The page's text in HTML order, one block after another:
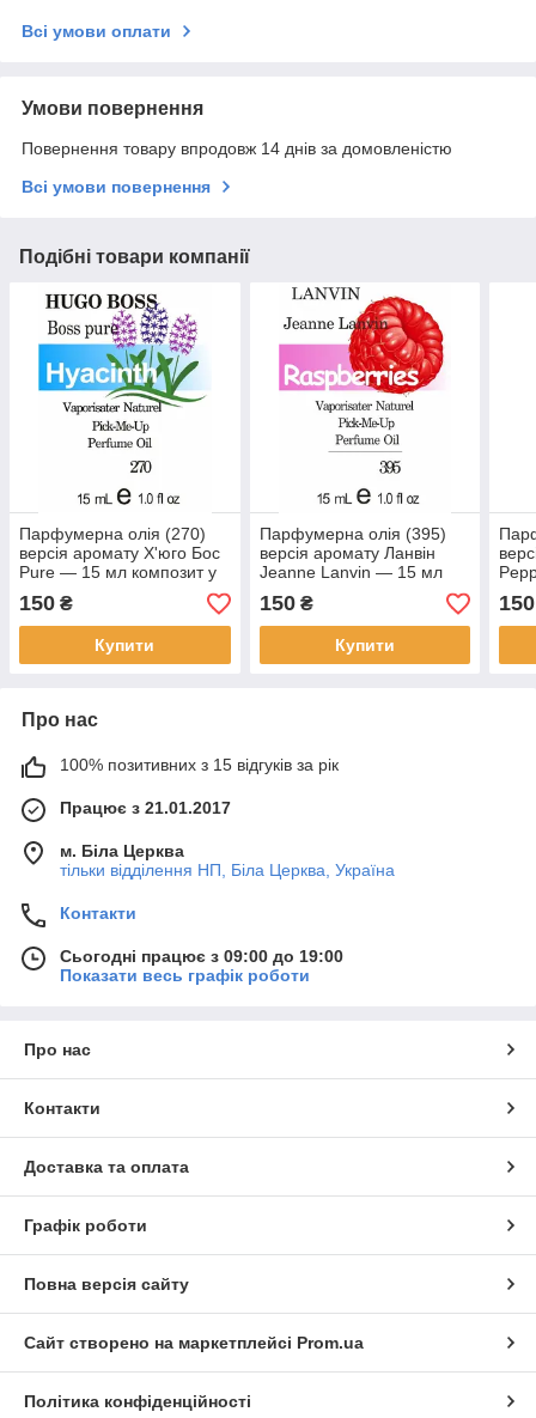
Всі умови оплати
Умови повернення
Повернення товару впродовж 14 днів за домовленістю
Всі умови повернення
Подібні товари компанії
Парфумерна олія (270)
версія аромату Х'юго Бос
Pure — 15 мл композит у
150 ₴
Купити
Парфумерна олія (395)
версія аромату Ланвін
Jeanne Lanvin — 15 мл
150₴
Купити
150
Про нас
100% позитивних з 15 відгуків за рік
Працює з 21.01.2017
м. Біла Церква
тільки відділення НП, Біла Церква, Україна
Контакти
Сьогодні працює з 09:00 до 19:00
Показати весь графік роботи
Про нас
Контакти
Доставка та оплата
Графік роботи
Повна версія сайту
Сайт створено на маркетплейсі Prom.ua
Політика конфіденційності